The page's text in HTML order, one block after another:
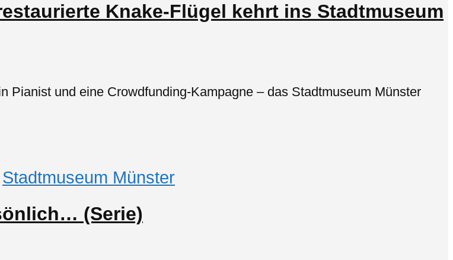
Knake-Flügel kehrt ins Stadtmuseum
Pianist und eine Crowdfunding-Kampagne – das Stadtmuseum Münster
Stadtmuseum Münster
(Serie)